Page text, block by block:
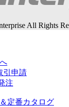
All Rights
引申請
注
定番カタログ